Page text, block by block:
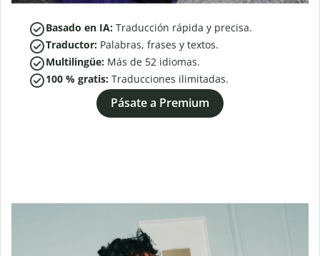
Basado en IA: Traducción rápida y precisa.
Traductor: Palabras, frases y textos.
Multilingüe: Más de 52 idiomas.
100 % gratis: Traducciones ilimitadas.
Pásate a Premium